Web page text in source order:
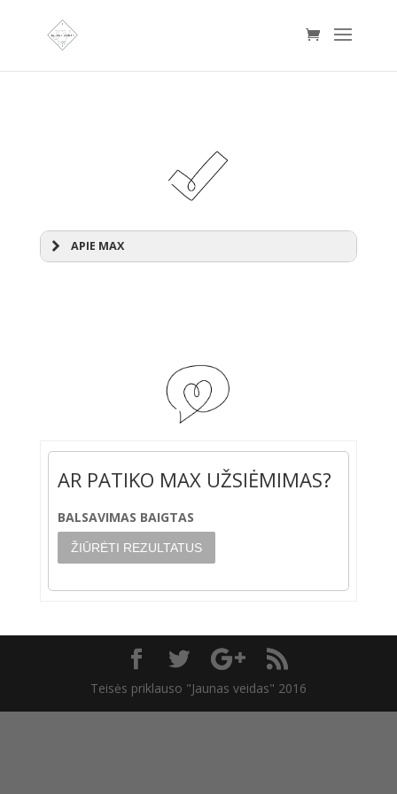
APIE MAX
AR PATIKO MAX UŽSIĖMIMAS?
BALSAVIMAS BAIGTAS
Teisės priklauso "Jaunas veidas" 2016